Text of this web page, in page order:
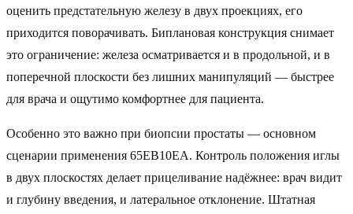
оценить предстательную железу в двух проекциях, его
приходится поворачивать. Биплановая конструкция снимает
это ограничение: железа осматривается и в продольной, и в
поперечной плоскости без лишних манипуляций — быстрее
для врача и ощутимо комфортнее для пациента.
Особенно это важно при биопсии простаты — основном
сценарии применения 65EB10EA. Контроль положения иглы
в двух плоскостях делает прицеливание надёжнее: врач видит
и глубину введения, и латеральное отклонение. Штатная